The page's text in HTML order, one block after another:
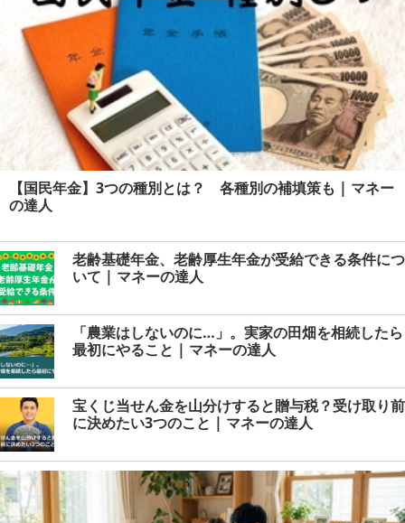
【国民年金】3つの種別とは？ 各種別の補填策も | マネー
の達人
老齢基礎年金、老齢厚生年金が受給できる条件につ
いて | マネーの達人
「農業はしないのに…」。実家の田畑を相続したら
最初にやること | マネーの達人
宝くじ当せん金を山分けすると贈与税？受け取り前
に決めたい3つのこと | マネーの達人